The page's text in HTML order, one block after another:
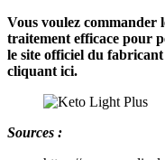
Vous voulez commander
traitement efficace pour
le site officiel du
cliquant ici.
Sources :